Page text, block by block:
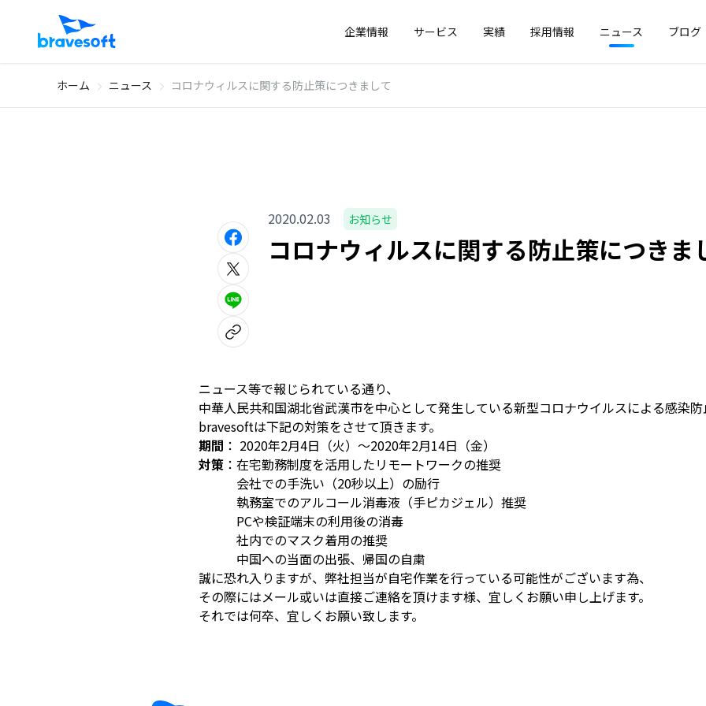
企業情報 サービス 実績 採用情報 ニュース ブログ
ホーム ニュース コロナウィルスに関する防止策につきまして
2020.02.03 お知らせ
コロナウィルスに関する防止策につきま
ニュース等で報じられている通り、
中華人民共和国湖北省武漢市を中心として発生している新型コロナウイルスによる感染
bravesoftは下記の対策をさせて頂きます。
期間 ： 2020年2月4日（火）〜2020年2月14日（金）
対策 ：在宅勤務制度を活用したリモートワークの推奨
会社での手洗い（20秒以上）の励行
執務室でのアルコール消毒液（手ピカジェル）推奨
PCや検証端末の利用後の消毒
社内でのマスク着用の推奨
中国への当面の出張、帰国の自粛
誠に恐れ入りますが、弊社担当が自宅作業を行っている可能性がございます為、
その際にはメール或いは直接ご連絡を頂けます様、宜しくお願い申し上げます。
それでは何卒、宜しくお願い致します。